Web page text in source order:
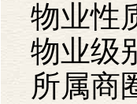
物业性
物业级
所属商